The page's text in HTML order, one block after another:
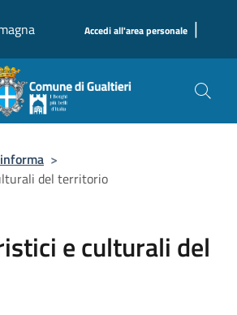
Accedi all'area personale |
>
del territorio
e culturali del